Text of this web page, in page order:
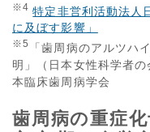
※4 特定非営利活動法人
に及ぼす影響」
※5
「歯周病のアルツハ
明」（日本女性科学者の
本臨床歯周病学会
歯周病の重症